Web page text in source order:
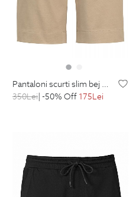
pantaloni scurti slim bej uni
350Lei| -50% Off 175Lei